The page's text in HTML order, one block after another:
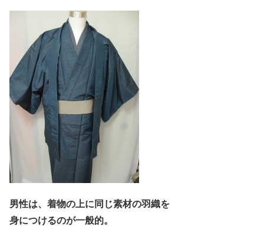
男性は、着物の上に同じ素材の羽織を
身につけるのが一般的。